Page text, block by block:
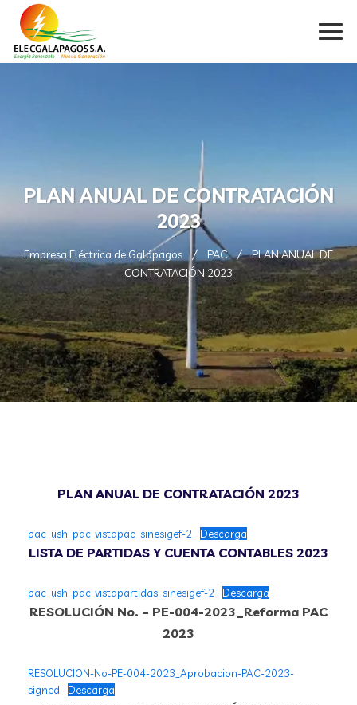
PLAN ANUAL DE CONTRATACIÓN
2023
Empresa Eléctrica de Galápagos PAC
PLAN ANUAL DE
CONTRATACIÓN 2023
PLAN ANUAL DE CONTRATACIÓN 2023
pac_ush_pac_vistapac_sinesigef-2 Descarga
LISTA DE PARTIDAS Y CUENTA CONTABLES 2023
pac_ush_pac_vistapartidas_sinesigef-2 Descarga
RESOLUCIÓN No. – PE-004-2023_Reforma PAC
2023
RESOLUCION-No-PE-004-2023_Aprobacion-PAC-2023-
signed
Descarga